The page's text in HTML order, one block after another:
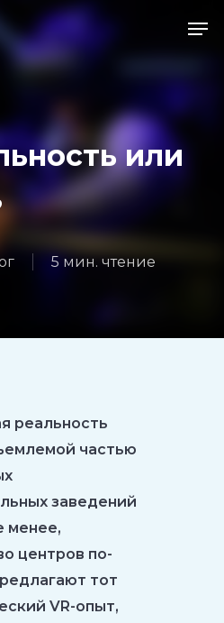
или
5 мин. чтение
реальность
частью
заведений
менее,
центров по-
тот
VR-опыт,